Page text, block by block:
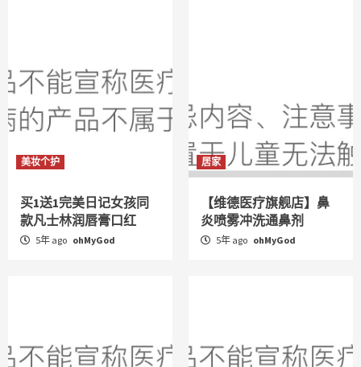
美妆个护
买1送1完美日记女孩同
款凡士林润唇膏口红
5年 ago ohMyGod
居家
【维德医疗旗舰店】鼻
炎喷雾冲洗通鼻剂
5年 ago ohMyGod